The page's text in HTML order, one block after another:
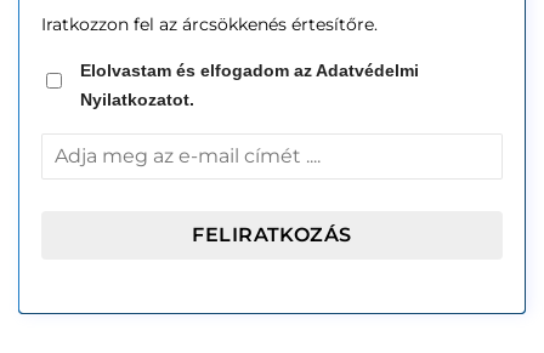
Iratkozzon fel az árcsökkenés értesítőre.
Elolvastam és elfogadom az Adatvédelmi
Nyilatkozatot.